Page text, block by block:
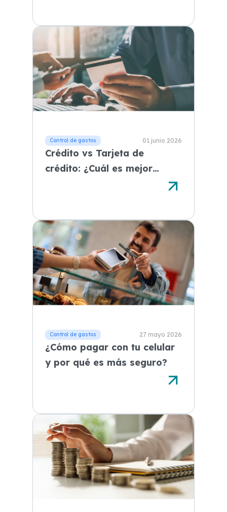
01 junio 2026
Crédito vs Tarjeta de
crédito: ¿Cuál es mejor
27 mayo 2026
¿Cómo pagar con tu celular
y por qué es más seguro?